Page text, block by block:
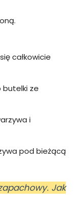
całkowicie
butelki ze
i
pod bieżącą
Jak